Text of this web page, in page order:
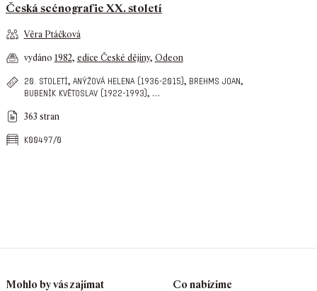
Česká scénografie XX. století
Věra Ptáčková
vydáno 1982, edice České dějiny, Odeon
20. století, anýžová helena (1936-2015), brehms joan,
bubeník květoslav (1922-1993), …
363 stran
k00497/0
Mohlo by vás zajímat Co nabízíme